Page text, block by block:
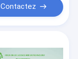
Contactez